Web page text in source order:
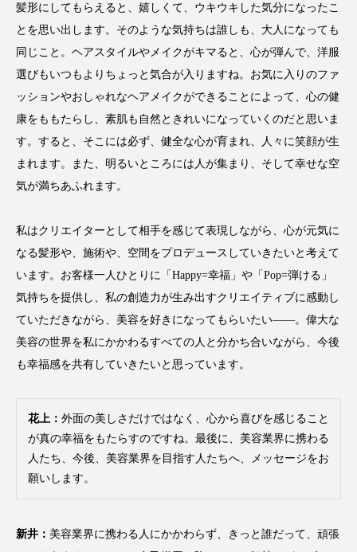
髪形にしてもらえると、嬉しくて、ウキウキした気分になったこ
とを思い出します。そのような気持ちは誰しも、大人になっても
同じこと。ヘアスタイルやメイクがキマると、心が弾んで、洋服
選びもいつもよりちょっと気合が入りますね。お気に入りのファ
ッションやおしゃれなヘアメイクができることによって、心の健
康をももたらし、素肌も自然ときれいになっていくのだと思いま
す。すると、そこには必ず、健全な心が育まれ、人々に笑顔が生
まれます。また、明るいところには人が集まり、そして幸せな空
気が満ちあふれます。
私はクリエイターとして相手を感じて表現しながら、心が元気に
なる髪形や、施術や、空間をプロデュースしていきたいと考えて
います。お客様一人ひとりに「Happy=幸福」や「Pop=弾ける」
気持ちを提供し、私の創造力が生み出すクリエイティブに感動し
ていただきながら、美容を好きになってもらいたい――。偉大な
美容の世界を私にかかわるすべての人と分かち合いながら、今後
も幸福感を共有していきたいと思っています。
花上： 外面の美しさだけではなく、心から喜びを感じること
が真の幸福をもたらすのですね。最後に、美容業界に携わる
人たち、今後、美容業界を目指す人たちへ、メッセージをお
願いします。
新井： 美容業界に携わる人にかかわらず、きっと誰だって、頑張